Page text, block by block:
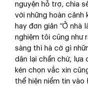
nguyện hỗ trợ, chia
với những hoàn cảnh
hay đơn giản “Ở nhà
nghiệm tôi cũng như
sàng thì hà cớ gì
dân lại chần chừ, lựa
kén chọn vắc xin
thể hiện niềm tin vào